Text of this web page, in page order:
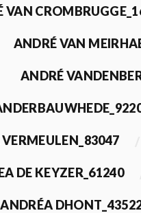
VAN
ANDRÉ VAN
ANDRÉ
DE KEYZER_61240
ANDRÉA